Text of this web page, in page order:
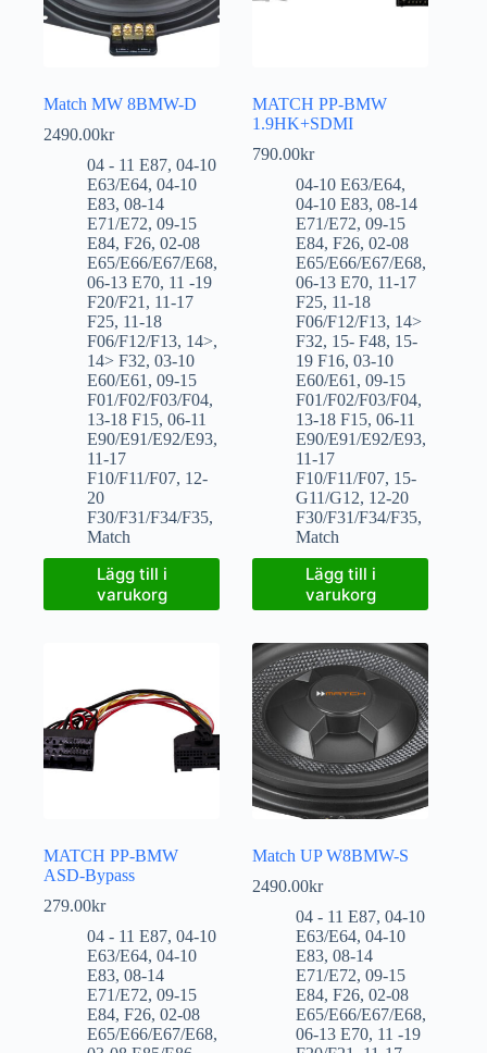
Match MW 8BMW-D
2490.00kr
04 - 11 E87, 04-10
E63/E64, 04-10
E83, 08-14
E71/E72, 09-15
E84, F26, 02-08
E65/E66/E67/E68,
06-13 E70, 11 -19
F20/F21 , 11-17
F25, 11-18
F06/F12/F13, 14>,
14> F32, 03-10
E60/E61 , 09-15
F01/F02/F03/F04,
13-18 F15, 06-11
E90/E91/E92/E93,
11-17
F10/F11/F07, 12-
20
F30/F31/F34/F35,
Match
Lägg till i
varukorg
MATCH PP-BMW
1.9HK+SDMI
790.00kr
04-10 E63/E64,
04-10 E83,08-14
E71/E72,09-15
E84,F26,02-08
E65/E66/E67/E68,
06-13 E70, 11-17
F25, 11-18
F06/F12/F13, 14>
F32, 15- F48, 15-
19 F16,03-10
E60/E61 ,09-15
F01/F02/F03/F04,
13-18 F15,06-11
E90/E91/E92/E93,
11-17
F10/F11/F07, 15-
G11/G12, 12-20
F30/F31/F34/F35,
Match
Lägg till i
varukorg
MATCH PP-BMW
ASD-Bypass
279.00kr
04 - 11 E87, 04-10
E63/E64, 04-10
E83, 08-14
E71/E72, 09-15
E84, F26, 02-08
E65/E66/E67/E68,
Match UP W8BMW-S
2490.00kr
04 - 11 E87,04-10
E63/E64,04-10
E83,08-14
E71/E72,09-15
E84,F26,02-08
E65/E66/E67/E68,
06-13 E70, 11 -19